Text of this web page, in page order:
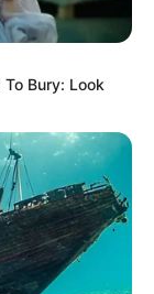
-
2026 imVeranst
2026 imVeranst
2026 imVeranst
-
Bury: Look